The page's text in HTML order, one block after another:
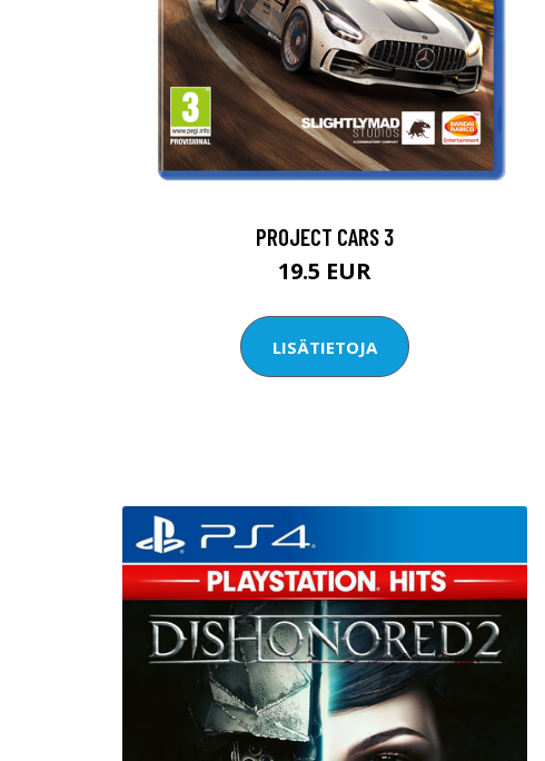
PROJECT CARS 3
19.5 EUR
LISÄTIETOJA